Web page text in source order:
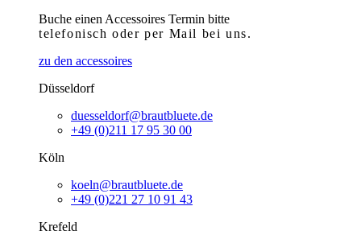
Buche einen Accessoires Termin bitte
telefonischoder per Mail bei uns.
zu den accessoires
Düsseldorf
duesseldorf@brautbluete.de
+49 (0)211 17 95 30 00
Köln
koeln@brautbluete.de
+49 (0)221 27 10 91 43
Krefeld